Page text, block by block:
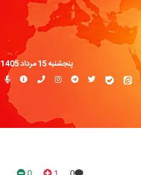
پنجشنبه 15 مرداد 1405